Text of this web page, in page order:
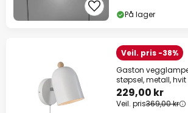
På lager
Veil. pris -38%
Gaston
støpsel, metall, hvit
229,00 kr
Veil. pris369,00 kr